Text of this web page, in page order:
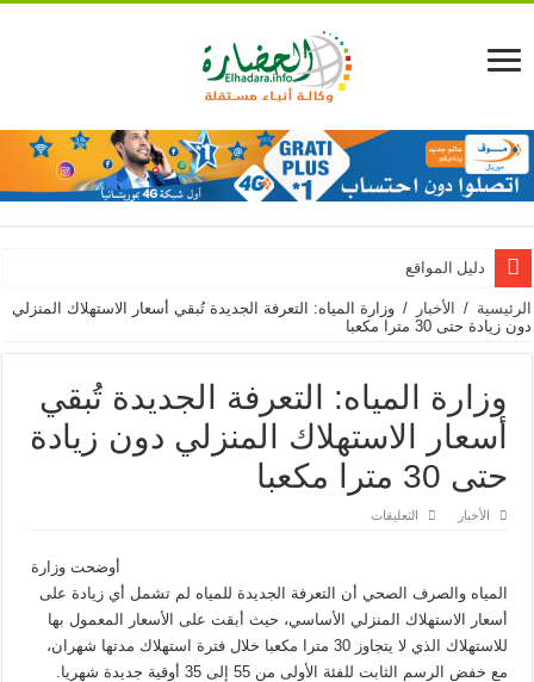
دليل المواقع
الرئيسية / الأخبار / وزارة المياه: التعرفة الجديدة تُبقي أسعار الاستهلاك المنزلي
دون زيادة حتى 30 مترا مكعبا
وزارة المياه: التعرفة الجديدة تُبقي
أسعار الاستهلاك المنزلي دون زيادة
حتى 30 مترا مكعبا
الأخبار التعليقات
تُبقي
أسعار
الاستهلاك
المنزلي
دون
زيادة
أوضحت وزارة
المياه والصرف الصحي أن التعرفة الجديدة للمياه لم تشمل أي زيادة على
أسعار الاستهلاك المنزلي الأساسي، حيث أبقت على الأسعار المعمول بها
للاستهلاك الذي لا يتجاوز 30 مترا مكعبا خلال فترة استهلاك مدتها شهران،
مع خفض الرسم الثابت للفئة الأولى من 55 إلى 35 أوقية جديدة شهريا.